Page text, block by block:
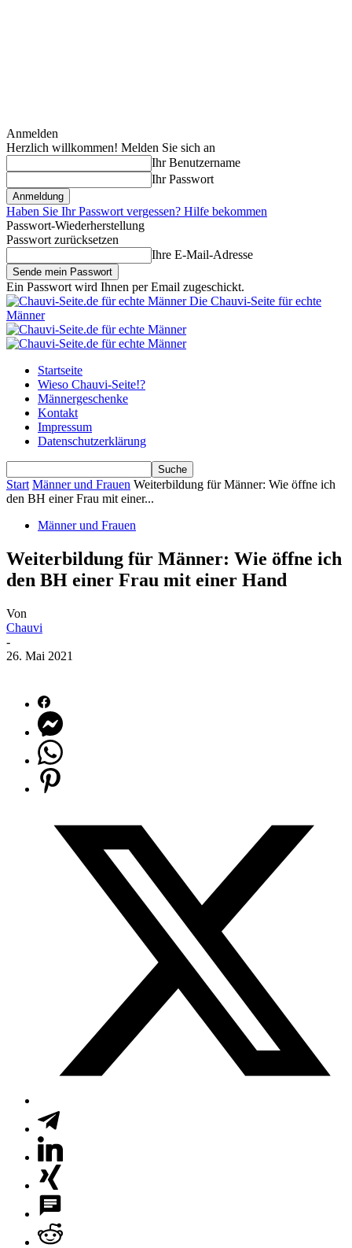
Anmelden
Herzlich willkommen! Melden Sie sich an
Ihr Benutzername
Ihr Passwort
Haben Sie Ihr Passwort vergessen? Hilfe bekommen
Passwort-Wiederherstellung
Passwort zurücksetzen
Ihre E-Mail-Adresse
Ein Passwort wird Ihnen per Email zugeschickt.
Die Chauvi-Seite für echte
Männer
Startseite
Wieso Chauvi-Seite!?
Männergeschenke
Kontakt
Impressum
Datenschutzerklärung
Start Männer und Frauen Weiterbildung für Männer: Wie öffne ich
den BH einer Frau mit einer...
Männer und Frauen
Weiterbildung für Männer: Wie öffne ich
den BH einer Frau mit einer Hand
Von
Chauvi
-
26. Mai 2021